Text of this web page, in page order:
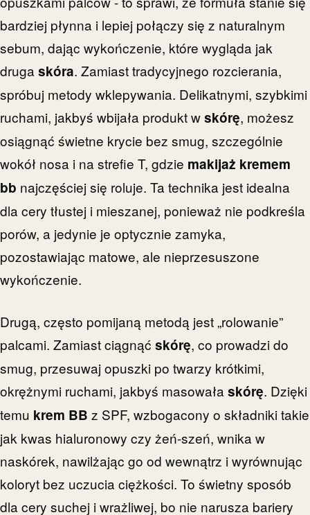
bardziej płynna i lepiej połączy się z naturalnym
sebum, dając wykończenie, które wygląda jak
druga skóra. Zamiast tradycyjnego rozcierania,
spróbuj metody wklepywania. Delikatnymi, szybkimi
ruchami, jakbyś wbijała produkt wskórę, możesz
osiągnąć świetne krycie bez smug, szczególnie
wokół nosa i na strefie T, gdzie makijaż kremem
bb najczęściej się roluje. Ta technika jest idealna
dla cery tłustej i mieszanej, ponieważ nie podkreśla
porów, a jedynie je optycznie zamyka,
pozostawiając matowe, ale nieprzesuszone
wykończenie.
Drugą, często pomijaną metodą jest „rolowanie”
palcami. Zamiast ciągnąć skórę, co prowadzi do
smug, przesuwaj opuszki po twarzy krótkimi,
okrężnymi ruchami, jakbyś masowałaskórę. Dzięki
temu krem BB z SPF, wzbogacony o składniki takie
jak kwas hialuronowy czy żeń-szeń, wnika w
naskórek, nawilżając go od wewnątrz i wyrównując
koloryt bez uczucia ciężkości. To świetny sposób
dla cery suchej i wrażliwej, bo nie narusza bariery